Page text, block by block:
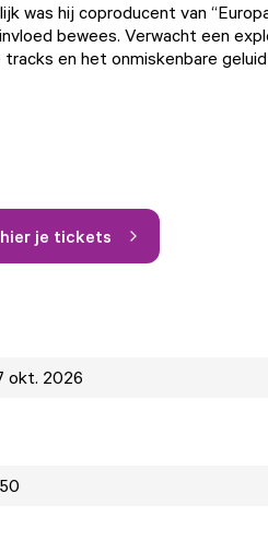
was hij coproducent van
bewees. Verwacht een
tracks en het onmiskenbare
je tickets
okt. 2026